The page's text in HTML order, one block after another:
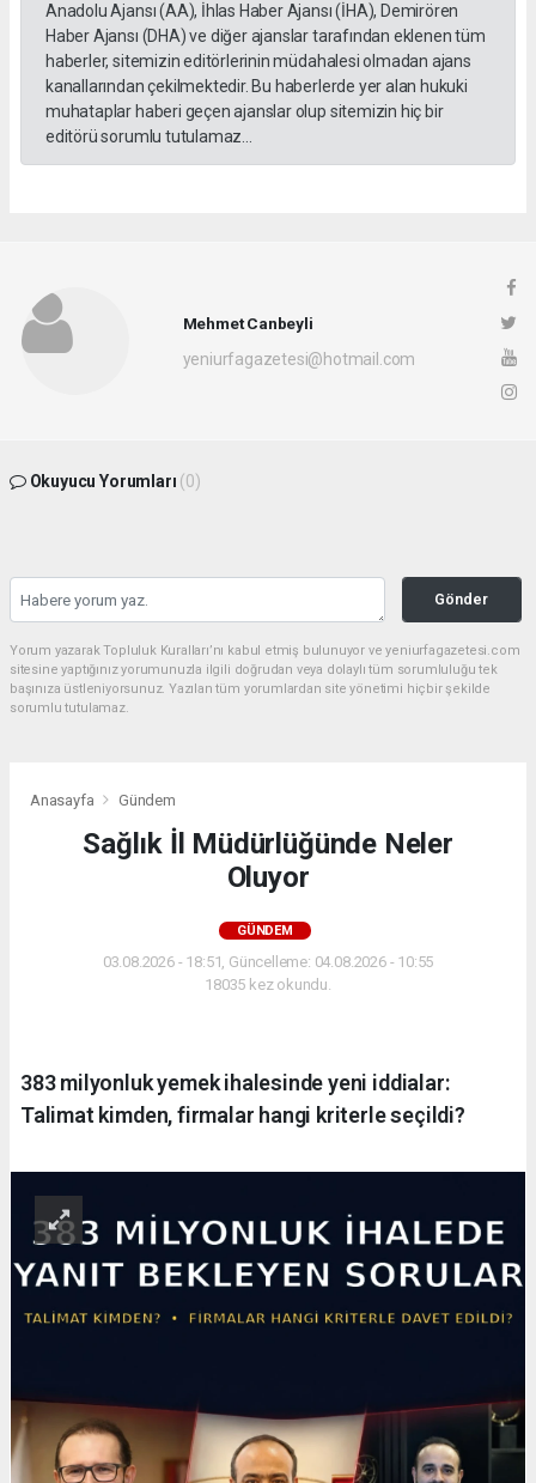
Anadolu Ajansı (AA), İhlas Haber Ajansı (İHA), Demirören
Haber Ajansı (DHA) ve diğer ajanslar tarafından eklenen tüm
haberler, sitemizin editörlerinin müdahalesi olmadan ajans
kanallarından çekilmektedir. Bu haberlerde yer alan hukuki
muhataplar haberi geçen ajanslar olup sitemizin hiç bir
editörü sorumlu tutulamaz...
Mehmet Canbeyli
yeniurfagazetesi@hotmail.com
Okuyucu Yorumları (0)
Gönder
Yorum yazarak Topluluk Kuralları’nı kabul etmiş bulunuyor ve yeniurfagazetesi.com
sitesine yaptığınız yorumunuzla ilgili doğrudan veya dolaylı tüm sorumluluğu tek
başınıza üstleniyorsunuz. Yazılan tüm yorumlardan site yönetimi hiçbir şekilde
sorumlu tutulamaz.
Anasayfa Gündem
Sağlık İl Müdürlüğünde Neler
Oluyor
GÜNDEM
03.08.2026 - 18:51, Güncelleme: 04.08.2026 - 10:55
18035 kez okundu.
383 milyonluk yemek ihalesinde yeni iddialar:
Talimat kimden, firmalar hangi kriterle seçildi?